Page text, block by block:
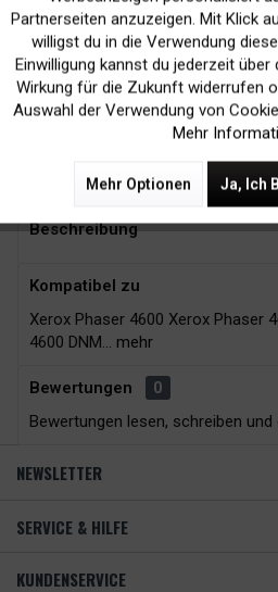
Kein Verlust der
Druckergarantie
Zubehör
Beschreibung
Kompatibel zu
Xerox Phaser 4600 Xerox Phaser
4600 DNM... mehr
Bewertungen
0
Bewertungen lesen, schreiben und
NEWSLETTER
SERVICE & HILFE
KUNDENSERVICE
Marketing
Tracking
Partnerseiten anzuzeigen. Mit Klick
willigst du in die Verwendung
Einwilligung kannst du jederzeit
Wirkung für die Zukunft widerrufen
Auswahl der Verwendung von
Mehr
Mehr Optionen Ja, Ich